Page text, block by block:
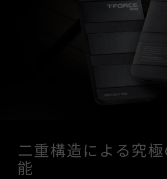
二重構造による究
能